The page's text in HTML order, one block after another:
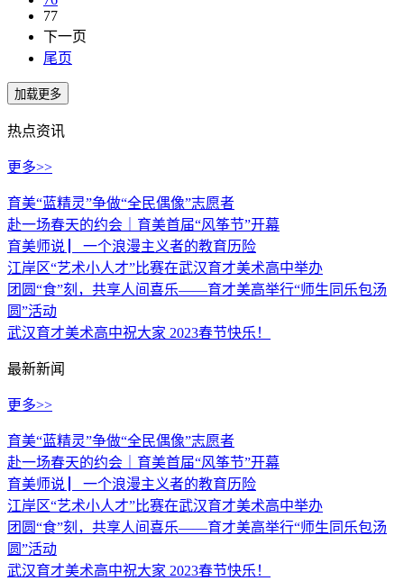
77
下一页
尾页
热点资讯
更多>>
育美“蓝精灵”争做“全民偶像”志愿者
赴一场春天的约会｜育美首届“风筝节”开幕
育美师说 ▏一个浪漫主义者的教育历险
江岸区“艺术小人才”比赛在武汉育才美术高中举办
团圆“食”刻，共享人间喜乐——育才美高举行“师生同乐包汤
圆”活动
武汉育才美术高中祝大家 2023春节快乐！
最新新闻
更多>>
育美“蓝精灵”争做“全民偶像”志愿者
赴一场春天的约会｜育美首届“风筝节”开幕
育美师说 ▏一个浪漫主义者的教育历险
江岸区“艺术小人才”比赛在武汉育才美术高中举办
团圆“食”刻，共享人间喜乐——育才美高举行“师生同乐包汤
圆”活动
武汉育才美术高中祝大家 2023春节快乐！